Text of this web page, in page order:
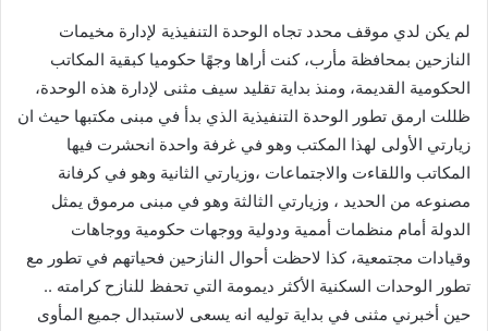
لم يكن لدي موقف محدد تجاه الوحدة التنفيذية لإدارة مخيمات
النازحين بمحافظة مأرب، كنت أراها وجهًا حكوميا كبقية المكاتب
الحكومية القديمة، ومنذ بداية تقليد سيف مثنى لإدارة هذه الوحدة،
ظللت ارمق تطور الوحدة التنفيذية الذي بدأ في مبنى مكتبها حيث ان
زيارتي الأولى لهذا المكتب وهو في غرفة واحدة انحشرت فيها
المكاتب واللقاءت والاجتماعات ،وزيارتي الثانية وهو في كرفانة
مصنوعه من الحديد ، وزيارتي الثالثة وهو في مبنى مرموق يمثل
الدولة أمام منظمات أممية ودولية ووجهات حكومية ووجاهات
وقيادات مجتمعية، كذا لاحظت أحوال النازحين فحياتهم في تطور مع
تطور الوحدات السكنية الأكثر ديمومة التي تحفظ للنازح كرامته ..
حين أخبرني مثنى في بداية توليه انه يسعى لاستبدال جميع المأوى